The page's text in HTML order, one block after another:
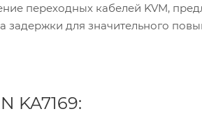
переходных кабелей KVM,
задержки для значительного
KA7169: